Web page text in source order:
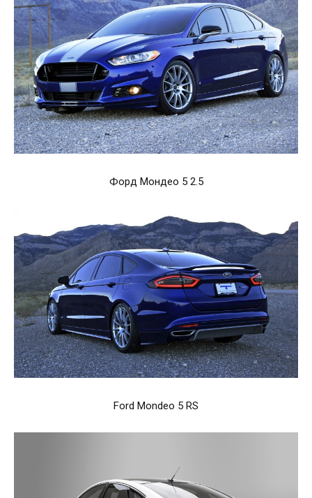
Форд Мондео 5 2.5
Ford Mondeo 5 RS